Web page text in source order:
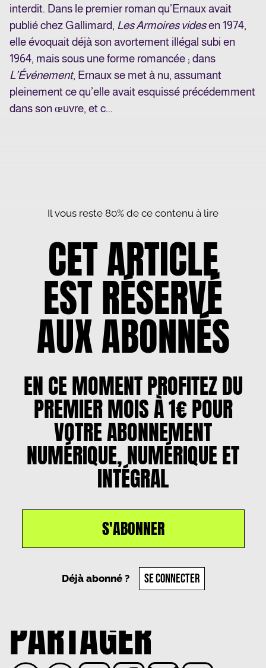
interdit. Dans le premier roman qu’Ernaux avait
publié chez Gallimard, Les Armoires videsen 1974,
elle évoquait déjà son avortement illégal subi en
1964, mais sous une forme romancée ; dans
L’Événement, Ernaux se met à nu, assumant
pleinement ce qu’elle avait esquissé précédemment
dans son œuvre, et c...
Il vous reste 80% de ce contenu à lire
CET ARTICLE
EST RÉSERVÉ
AUX ABONNÉS
EN CE MOMENT PROFITEZ DU
PREMIER MOIS À 1€ POUR
VOTRE ABONNEMENT
NUMÉRIQUE, NUMÉRIQUE ET
INTÉGRAL
S'ABONNER
Déjà abonné ? SE CONNECTER
Jasmin Mandola, le
PARTAGER